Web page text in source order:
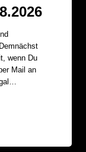
wenn Du
Mail an